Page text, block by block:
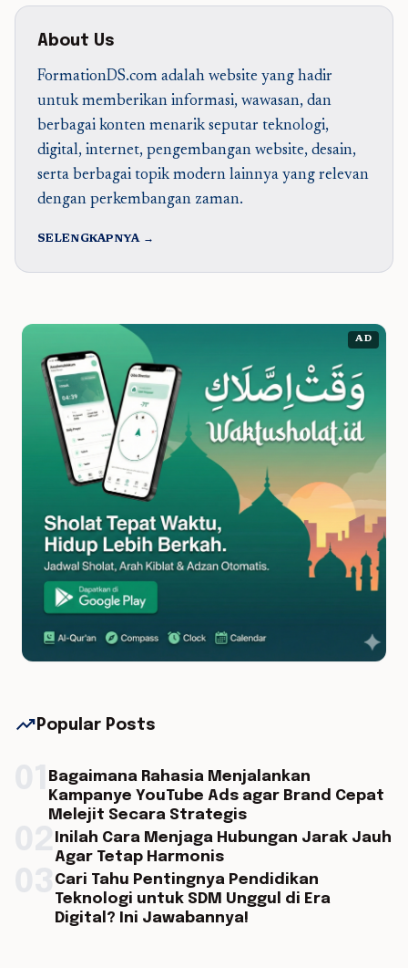
About Us
FormationDS.com adalah website yang hadir
untuk memberikan informasi, wawasan, dan
berbagai konten menarik seputar teknologi,
digital, internet, pengembangan website, desain,
serta berbagai topik modern lainnya yang relevan
dengan perkembangan zaman.
SELENGKAPNYA →
AD
trending_up Popular Posts
Bagaimana Rahasia Menjalankan
Kampanye YouTube Ads agar Brand Cepat
Melejit Secara Strategis
Inilah Cara Menjaga Hubungan Jarak Jauh
Agar Tetap Harmonis
Cari Tahu Pentingnya Pendidikan
Teknologi untuk SDM Unggul di Era
Digital? Ini Jawabannya!